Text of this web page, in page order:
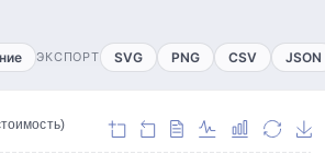
ЭКСПОРТ SVG PNG CSV JSON